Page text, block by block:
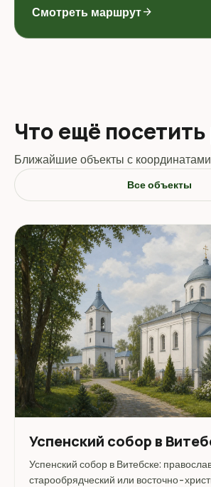
Смотреть маршрутarrow_forward
Что ещё
Ближайшие объекты с
Все объекты
Успенский собор в
Успенский собор в Витебске:
старообрядческий или восточно-